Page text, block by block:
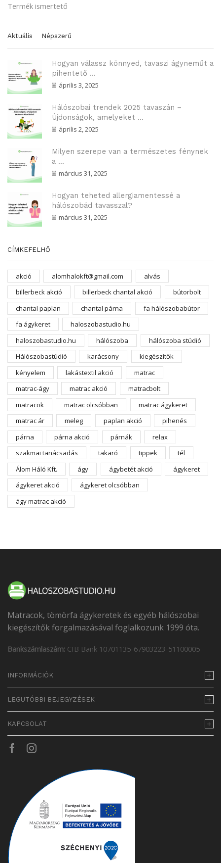
Termék ismertető
Aktuális Népszerű
Hogyan válassz könnyed, tavaszi ágyneműt a
pihentető ...
április 3, 2025
Hálószobai trendek 2025 tavaszán –
Újdonságok, amelyeket ...
április 2, 2025
Milyen szerepe van a természetes fénynek
a ...
március 31, 2025
Hogyan teheted allergiamentessé a
hálószobád tavasszal?
március 31, 2025
CÍMKEFELHŐ
akció alomhalokft@gmail.com
alvás
billerbeck akció
billerbeck chantal akció
bútorbolt
chantal paplan
chantal párna
fa hálószobabútor
fa ágykeret
haloszobastudio.hu
haloszobastudio.hu
hálószoba
hálószoba stúdió
Hálószobastúdió
karácsony
kiegészítők
kényelem
lakástextil akció
matrac
matrac-ágy
matrac akció
matracbolt
matracok
matrac olcsóbban
matrac ágykeret
matrac ár
meleg paplan akció
pihenés
párna
párna akció párnák
relax
szakmai tanácsadás
takaró tippek
tél
Álom Háló Kft.
ágy ágybetét akció
ágykeret
ágykeret akció
ágykeret olcsóbban
ágy matrac akció
Matracok, tömörfa ágykeretek és egyéb hálószobai
kiegészítők forgalmazásával foglalkozunk 1999 óta.
Bankszámlaszám: CIB Bank 10701135-67903223-51100005
INFORMÁCIÓK
LEGUTÓBBI BEJEGYZÉSEK
KAPCSOLAT
FacebookInstagram